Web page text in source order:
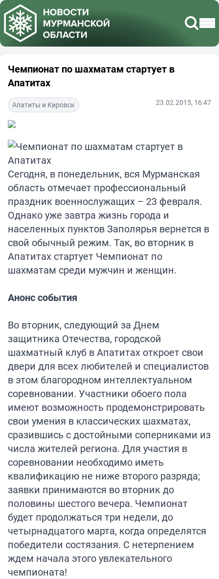
Чемпионат по шахматам стартует в
Апатитах
Апатиты и Кировск 23.02.2015, 16:47
Сегодня, в понедельник, вся Мурманская
область отмечает профессиональный
праздник военнослужащих – 23 февраля.
Однако уже завтра жизнь города и
населенных пунктов Заполярья вернется в
свой обычный режим. Так, во вторник в
Апатитах стартует Чемпионат по
шахматам среди мужчин и женщин.
Анонс события
Во вторник, следующий за Днем
защитника Отечества, городской
шахматный клуб в Апатитах откроет свои
двери для всех любителей и специалистов
в этом благородном интеллектуальном
соревновании. Участники обоего пола
имеют возможность продемонстрировать
свои умения в классических шахматах,
сразившись с достойными соперниками из
числа жителей региона. Для участия в
соревновании необходимо иметь
квалификацию не ниже второго разряда;
заявки принимаются во вторник до
половины шестого вечера. Чемпионат
будет продолжаться три недели, до
четырнадцатого марта, когда определятся
победители состязания. С нетерпением
ждем начала этого увлекательного
чемпионата!